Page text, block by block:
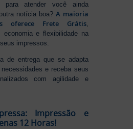
para atender você ainda
notícia boa?A maioria
oferece Frete Grátis,
economia e flexibilidade na
impressos.
de entrega que se adapta
e receba seus
com agilidade e
Impressão e
12 Horas!